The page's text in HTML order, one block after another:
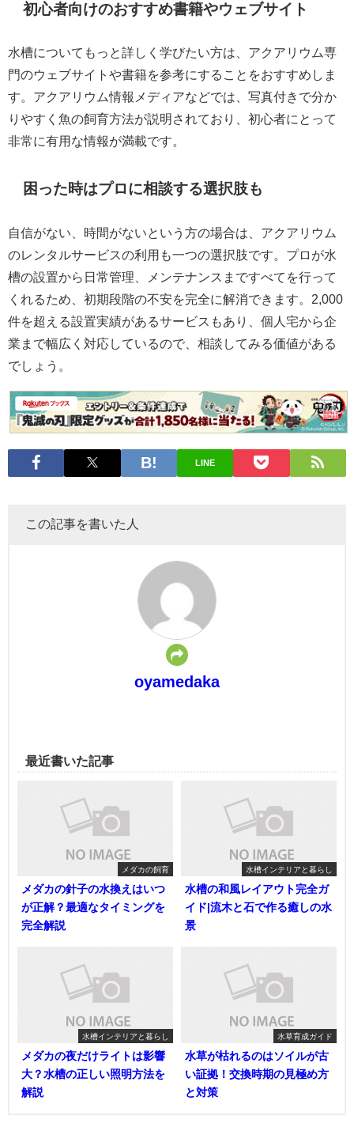
初心者向けのおすすめ書籍やウェブサイト
水槽についてもっと詳しく学びたい方は、アクアリウム専
門のウェブサイトや書籍を参考にすることをおすすめしま
す。アクアリウム情報メディアなどでは、写真付きで分か
りやすく魚の飼育方法が説明されており、初心者にとって
非常に有用な情報が満載です。
困った時はプロに相談する選択肢も
自信がない、時間がないという方の場合は、アクアリウム
のレンタルサービスの利用も一つの選択肢です。プロが水
槽の設置から日常管理、メンテナンスまですべてを行って
くれるため、初期段階の不安を完全に解消できます。2,000
件を超える設置実績があるサービスもあり、個人宅から企
業まで幅広く対応しているので、相談してみる価値がある
でしょう。
LINE
この記事を書いた人
oyamedaka
最近書いた記事
メダカの飼育
メダカの針子の水換えはいつ
が正解？最適なタイミングを
完全解説
水槽インテリアと暮らし
水槽の和風レイアウト完全ガ
イド|流木と石で作る癒しの水
景
水槽インテリアと暮らし
メダカの夜だけライトは影響
大？水槽の正しい照明方法を
解説
水草育成ガイド
水草が枯れるのはソイルが古
い証拠！交換時期の見極め方
と対策